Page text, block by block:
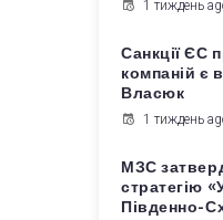
1 тиждень
Санкції ЄС
компаній є
Власюк
1 тиждень
МЗС
стратегію
Південно-